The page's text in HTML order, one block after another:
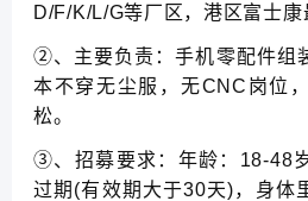
D/F/K/L/G等厂区，港区富士康
②、主要负责：手机零配件组
本不穿无尘服，无CNC岗位
松。
③、招募要求：年龄：18-48
过期(有效期大于30天)，身体